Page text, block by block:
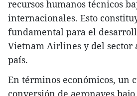
recursos humanos técnicos
internacionales. Esto
fundamental para el
Vietnam Airlines y del sector
país.
En términos económicos, un
conversión de aeronaves